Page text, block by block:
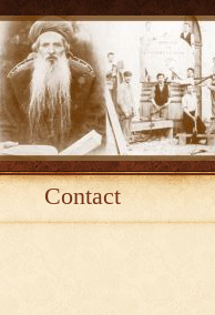
Contact